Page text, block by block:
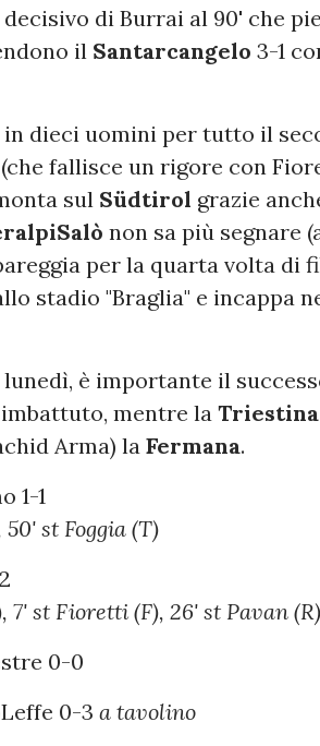
di Burrai al 90' che
il Santarcangelo 3-1
dieci uomini per tutto il
(che fallisce un rigore con
sul Südtirol grazie
non sa più segnare
per la quarta volta di
stadio "Braglia" e incappa
è importante il
mentre la Triestina
Arma) la Fermana.
1-1
50' st Foggia (T)
7' st Fioretti (F), 26' st Pavan
0-0
0-3 a tavolino